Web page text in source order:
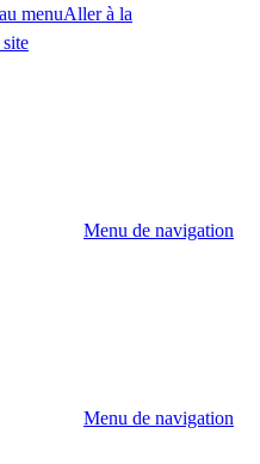
menuAller à la
Menu de navigation
Menu de navigation